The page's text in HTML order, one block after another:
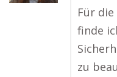
Für
finde
zu